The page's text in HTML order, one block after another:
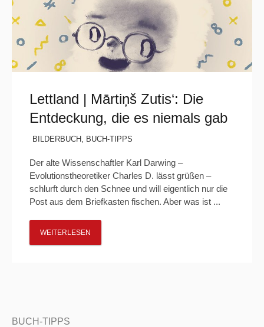
Lettland | Mārtiņš Zutis‘: Die
Entdeckung, die es niemals gab
BILDERBUCH , BUCH-TIPPS
Der alte Wissenschaftler Karl Darwing –
Evolutionstheoretiker Charles D. lässt grüßen –
schlurft durch den Schnee und will eigentlich nur die
Post aus dem Briefkasten fischen. Aber was ist ...
WEITERLESEN
BUCH-TIPPS